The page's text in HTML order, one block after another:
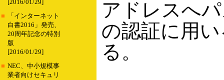
[2016/01/29]
■
「インターネット
白書2016」発売、
20周年記念の特別
版
[2016/01/29]
■ NEC、中小規模事
業者向けセキュリ
アドレスへ
の認証に用
る。